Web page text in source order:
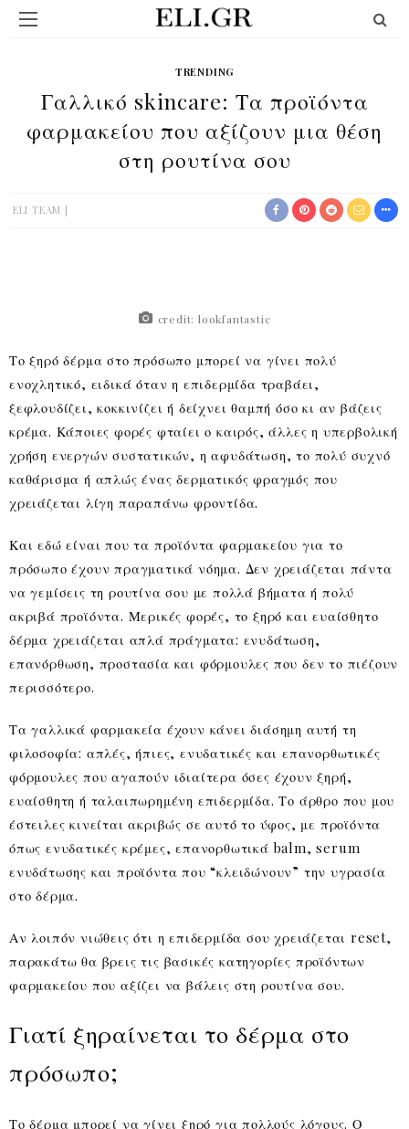
TRENDING
Γαλλικό skincare: Τα προϊόντα
φαρμακείου που αξίζουν μια θέση
στη ρουτίνα σου
ELI TEAM
credit: lookfantastic
Το ξηρό δέρμα στο πρόσωπο μπορεί να γίνει πολύ
ενοχλητικό, ειδικά όταν η επιδερμίδα τραβάει,
ξεφλουδίζει, κοκκινίζει ή δείχνει θαμπή όσο κι αν βάζεις
κρέμα. Κάποιες φορές φταίει ο καιρός, άλλες η υπερβολική
χρήση ενεργών συστατικών, η αφυδάτωση, το πολύ συχνό
καθάρισμα ή απλώς ένας δερματικός φραγμός που
χρειάζεται λίγη παραπάνω φροντίδα.
Και εδώ είναι που τα προϊόντα φαρμακείου για το
πρόσωπο έχουν πραγματικά νόημα. Δεν χρειάζεται πάντα
να γεμίσεις τη ρουτίνα σου με πολλά βήματα ή πολύ
ακριβά προϊόντα. Μερικές φορές, το ξηρό και ευαίσθητο
δέρμα χρειάζεται απλά πράγματα: ενυδάτωση,
επανόρθωση, προστασία και φόρμουλες που δεν το πιέζουν
περισσότερο.
Τα γαλλικά φαρμακεία έχουν κάνει διάσημη αυτή τη
φιλοσοφία: απλές, ήπιες, ενυδατικές και επανορθωτικές
φόρμουλες που αγαπούν ιδιαίτερα όσες έχουν ξηρή,
ευαίσθητη ή ταλαιπωρημένη επιδερμίδα. Το άρθρο που μου
έστειλες κινείται ακριβώς σε αυτό το ύφος, με προϊόντα
όπως ενυδατικές κρέμες, επανορθωτικά balm, serum
ενυδάτωσης και προϊόντα που “κλειδώνουν” την υγρασία
στο δέρμα.
Αν λοιπόν νιώθεις ότι η επιδερμίδα σου χρειάζεται reset,
παρακάτω θα βρεις τις βασικές κατηγορίες προϊόντων
φαρμακείου που αξίζει να βάλεις στη ρουτίνα σου.
Γιατί ξηραίνεται το δέρμα στο
πρόσωπο;
Το δέρμα μπορεί να γίνει ξηρό για πολλούς λόγους. Ο